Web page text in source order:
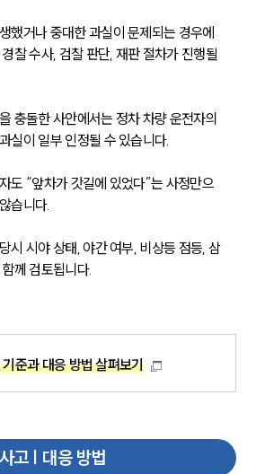
했거나 중대한 과실이 문제되는 경우에
찰 수사, 검찰 판단, 재판 절차가 진행될
충돌한 사안에서는 정차 차량 운전자의
실이 일부 인정될 수 있습니다.
도 “앞차가 갓길에 있었다”는 사정만으
습니다.
시 시야 상태, 야간 여부, 비상등 점등, 삼
께 검토됩니다.
준과 대응 방법 살펴보기
고 | 대응 방법